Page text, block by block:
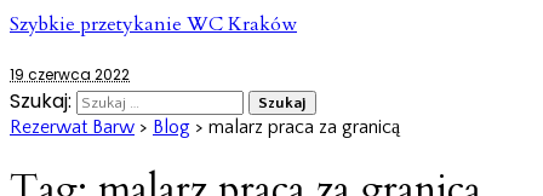
Szybkie przetykanie WC Kraków
19 czerwca 2022
Szukaj:
Rezerwat Barw > Blog > malarz praca za granicą